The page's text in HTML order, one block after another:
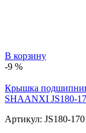
В корзину
-9 %
Крышка
SHAANXI JS180-
Артикул: JS180-